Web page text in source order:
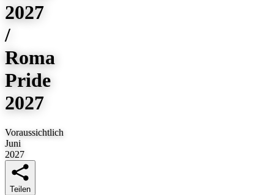
2027
/
Roma
Pride
2027
Voraussichtlich
Juni
2027
Teilen